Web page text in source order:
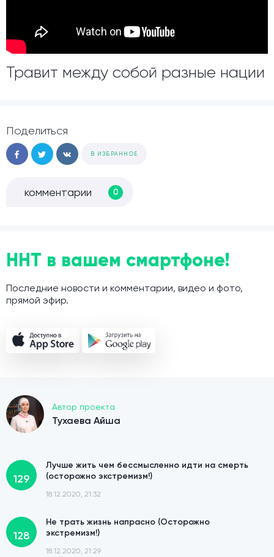
Травит между собой разные нации
Поделиться
В ИЗБРАННОЕ
комментарии 0
ННТ в вашем смартфоне!
Последние новости и комментарии, видео и фото,
прямой эфир.
Автор проекта
Тухаева Айша
129
Лучше жить чем бессмысленно идти на смерть
(осторожно экстремизм!)
18.12.2020, 21:32
128
Не трать жизнь напрасно (Осторожно
экстремизм!)
18.12.2020, 21:29